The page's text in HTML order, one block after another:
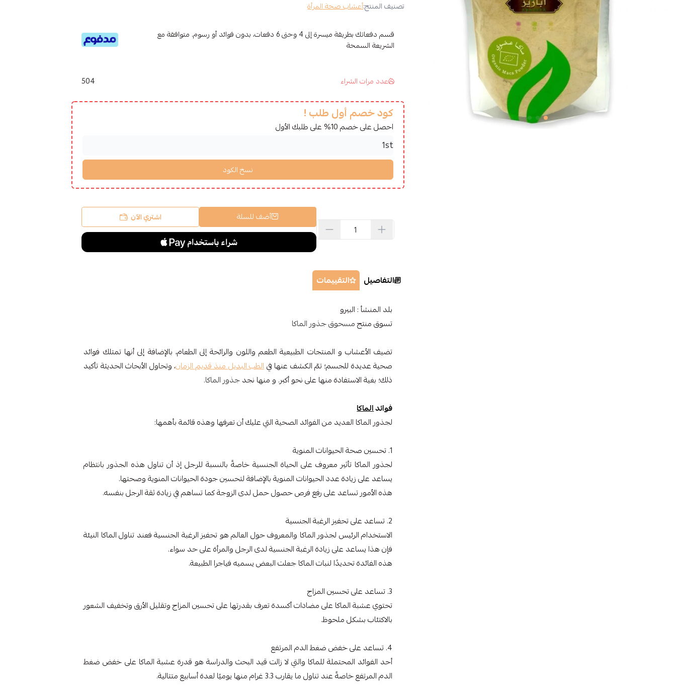
تصنيف المنتج:أعشاب صحة المرأة
قسم دفعاتك بطريقة ميسرة إلى 4 وحتى 6 دفعات، بدون فوائد أو رسوم. متوافقة مع
الشريعة السمحة
عدد مرات الشراء 504
كود خصم أول طلب !
احصل على خصم 10% على طلبك الأول
أضف للسلة اشتري الآن
التفاصيل التقييمات
بلد المنشأ : البيرو
تسوق منتجمسحوق جذور الماكا
تضيف الأعشاب و المنتجات الطبيعية الطعم واللون والرائحة إلى الطعام، بالإضافة إلى أنها تمتلك فوائد
صحية عديدة للجسم؛ تمّ الكشف عنها فيالطب البديل منذ قديم الزمان، وتحاول الأبحاث الحديثة تأكيد
ذلك؛ بغية الاستفادة منها على نحو أكبر. و منها نجدجذور الماكا.
فوائدالماكا
لجذور الماكا العديد من الفوائد الصحية التي عليك أن تعرفها وهذه قائمة بأهمها:
1. تحسين صحة الحيوانات المنوية
لجذور الماكا تأثير معروف على الحياة الجنسية خاصةً بالنسبة للرجل إذ أن تناول هذه الجذور بانتظام
يساعد على زيادة عدد الحيوانات المنوية بالإضافة لتحسين جودة الحيوانات المنوية وصحتها.
هذه الأمور تساعد على رفع فرص حصول حمل لدى الزوجة كما تساهم في زيادة ثقة الرجل بنفسه.
2. تساعد على تحفيز الرغبة الجنسية
الاستخدام الرئيس لجذور الماكا والمعروف حول العالم هو تحفيز الرغبة الجنسية فعند تناول الماكا النيئة
فإن هذا يساعد على زيادة الرغبة الجنسية لدى الرجل والمرأة على حد سواء.
هذه الفائدة تحديدًا لنبات الماكا جعلت البعض يسميه فياجرا الطبيعة.
3. تساعد على تحسين المزاج
تحتوي عشبة الماكا على مضادات أكسدة تعرف بقدرتها على تحسين المزاج وتقليل الأرق وتخفيف الشعور
بالاكتئاب بشكل ملحوظ.
4. تساعد على خفض ضغط الدم المرتفع
أحد الفوائد المحتملة للماكا والتي لا زالت قيد البحث والدراسة هو قدرة عشبة الماكا على خفض ضغط
الدم المرتفع خاصةً عند تناول ما يقارب 3.3 غرام منها يوميًا لعدة أسابيع متتالية.